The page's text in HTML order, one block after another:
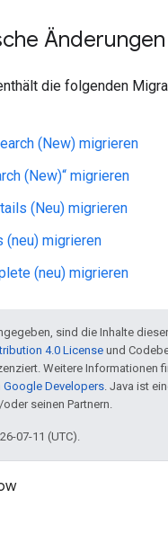
Änderungen
die folgenden
(New) migrieren
(New)“ migrieren
(Neu) migrieren
(neu) migrieren
(neu) migrieren
sind die Inhalte
4.0 License und
Weitere Informationen
Developers. Java ist
seinen Partnern.
07-11 (UTC).